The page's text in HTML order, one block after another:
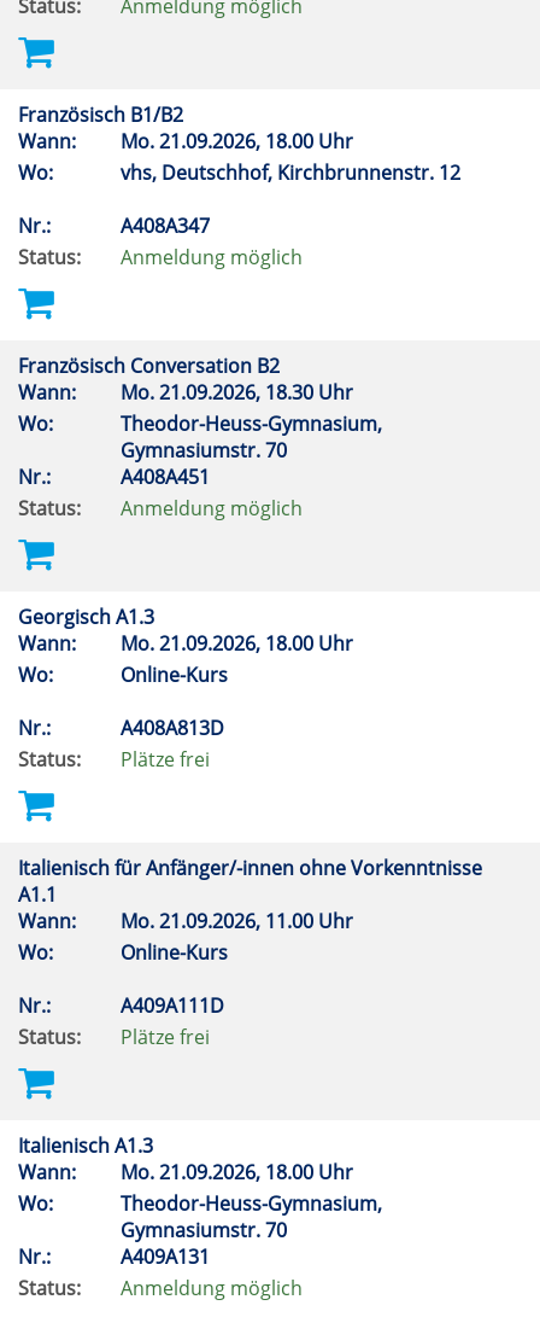
Status:
Anmeldung möglich
Französisch B1/B2
Wann:
Mo.21.09.2026, 18.00 Uhr
Wo:
vhs, Deutschhof, Kirchbrunnenstr. 12
Nr.:
A408A347
Status:
Anmeldung möglich
Französisch Conversation B2
Wann:
Mo.21.09.2026, 18.30 Uhr
Wo:
Theodor-Heuss-Gymnasium,
Gymnasiumstr. 70
Nr.:
A408A451
Status:
Anmeldung möglich
Georgisch A1.3
Wann:
Mo.21.09.2026, 18.00 Uhr
Wo:
Online-Kurs
Nr.:
A408A813D
Status:
Plätze frei
Italienisch für Anfänger/-innen ohne Vorkenntnisse
A1.1
Wann:
Mo.21.09.2026, 11.00 Uhr
Wo:
Online-Kurs
Nr.:
A409A111D
Status:
Plätze frei
Italienisch A1.3
Wann:
Mo.21.09.2026, 18.00 Uhr
Wo:
Theodor-Heuss-Gymnasium,
Gymnasiumstr. 70
Nr.:
A409A131
Status:
Anmeldung möglich